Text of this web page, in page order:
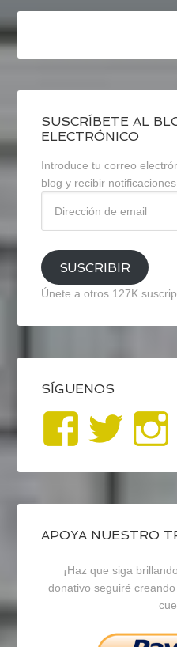
SUSCRÍBETE AL
ELECTRÓNICO
Introduce tu correo
blog y recibir
email
SUSCRIBIR
Únete a otros 127K
SÍGUENOS
Ver
perfil
de
en
de
en
APOYA NUESTRO
¡Haz que siga
donativo seguiré